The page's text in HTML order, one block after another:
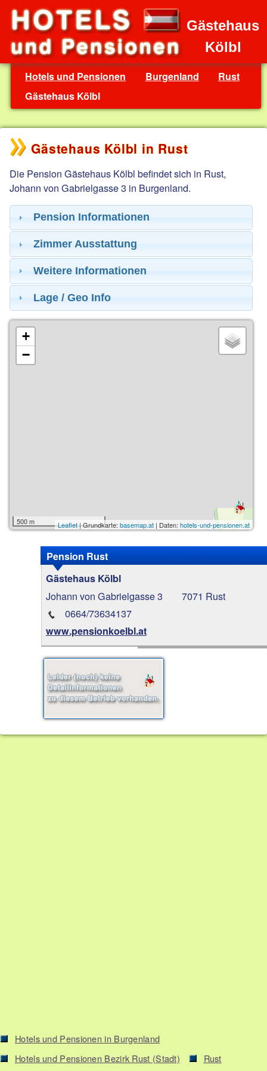
Gästehaus
Kölbl
Hotels und Pensionen Burgenland
Rust
Gästehaus Kölbl
Gästehaus Kölbl in Rust
Die Pension Gästehaus Kölbl befindet sich in Rust,
Johann von Gabrielgasse 3 in Burgenland.
Pension Informationen
Zimmer Ausstattung
Weitere Informationen
Lage / Geo Info
+
−
500 m Leaflet| Grundkarte: basemap.at| Daten: hotels-und-pensionen.at
Pension Rust
Gästehaus Kölbl
Johann von Gabrielgasse 3
7071 Rust
0664/73634137
www.pensionkoelbl.at
Hotels und Pensionen in Burgenland
Hotels und Pensionen Bezirk Rust (Stadt)
Rust